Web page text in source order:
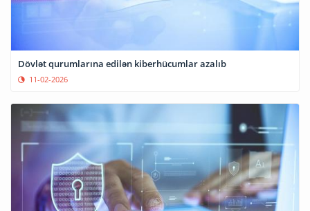
Dövlət qurumlarına edilən kiberhücumlar azalıb
11-02-2026